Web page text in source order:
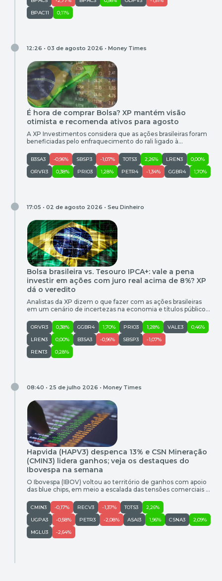
de 25% na comparação anual. O número superou em 19% as
projeções da XP, por exemplo. O […]
BPAC11
0,11%
12:26 • 03 de agosto 2026 • Money Times
É hora de comprar Bolsa? XP mantém visão
otimista e recomenda ativos para agosto
A XP Investimentos considera que as ações brasileiras foram
beneficiadas pelo enfraquecimento do rali ligado à
investidor estrangeiro ao Ibovespa (IBOV) em julho. Segundo
a XP, outro vento favorável importante para a bolsa brasileira
foi a divulgação de dados de inflação mais brandos do que o
[…]
B3SA3 -0,96% SBSP3 -1,07% TOTS3 2,26% LREN3
0,00%
ORVR3
0,38% PRIO3 1,28% PETR4 -1,34% GGBR4 1,70%
17:05 • 02 de agosto 2026 • Seu Dinheiro
Bolsa brasileira vs. Tesouro IPCA+: vale a pena
investir em ações com juro real acima de 8%? XP
dá o veredito
Analistas da XP dizem o que fazer com as ações brasileiras
em um cenário de incertezas na economia e títulos públicos
ORVR3 0,38% GGBR4 1,70% PRIO3 1,28% VALE3
0,46%
LREN3
0,00% B3SA3 -0,96% SBSP3
-1,07%
RENT3
0,28%
08:40 • 25 de julho 2026 • Money Times
Hapvida (HAPV3) despenca 13% e CSN Mineração
(CMIN3) lidera ganhos; veja os destaques do
Ibovespa na semana
O Ibovespa (IBOV) voltou ao território de ganhos com apoio
das blue chips, em meio a escalada das tensões comerciais e
leve valorização de 0,19% na semana e encerrou a última
sessão aos 174.041,95 pontos. Já o dólar à vista terminou a R$
5,0809, com queda de […]
CMIN3 -0,17% RECV3 -1,37% TOTS3
2,26%
UGPA3
-0,58% PETR3 -2,08% ASAI3 1,96% CSNA3
2,09%
MGLU3
-2,64%